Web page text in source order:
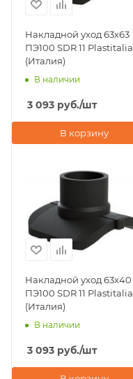
Накладной уход 63х63
ПЭ100 SDR 11 Plastitalia
(Италия)
В наличии
3 093 руб./шт
В корзину
Накладной уход 63х40
ПЭ100 SDR 11 Plastitalia
(Италия)
В наличии
3 093 руб./шт